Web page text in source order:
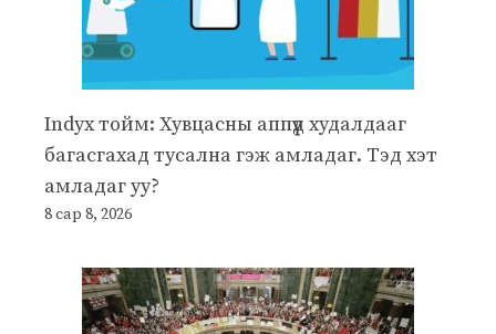
Indyx тойм: Хувцасны аппүүд худалдааг
багасгахад тусална гэж амладаг. Тэд хэт
амладаг уу?
8 сар 8, 2026